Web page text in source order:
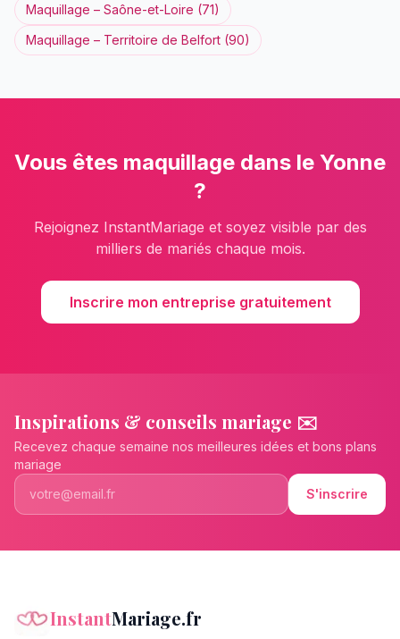
Maquillage – Saône-et-Loire (71)
Maquillage – Territoire de Belfort (90)
Vous êtes maquillage dans le Yonne
?
Rejoignez InstantMariage et soyez visible par des
milliers de mariés chaque mois.
Inscrire mon entreprise gratuitement
Inspirations & conseils mariage ✉️
Recevez chaque semaine nos meilleures idées et bons plans
mariage
S'inscrire
InstantMariage.fr